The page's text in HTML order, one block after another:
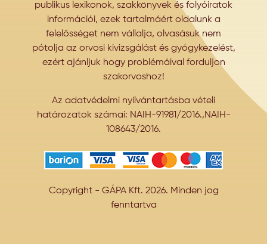
publikus lexikonok, szakkönyvek és folyóiratok
információi, ezek tartalmáért oldalunk a
felelősséget nem vállalja, olvasásuk nem
pótolja az orvosi kivizsgálást és gyógykezelést,
ezért ajánljuk hogy problémáival forduljon
szakorvoshoz!
Az adatvédelmi nyilvántartásba vételi
határozatok számai: NAIH-91981/2016.,NAIH-
108643/2016.
Copyright - GÁPA Kft. 2026. Minden jog
fenntartva